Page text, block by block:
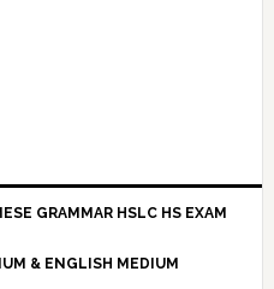
GRAMMAR HSLC HS EXAM
& ENGLISH MEDIUM